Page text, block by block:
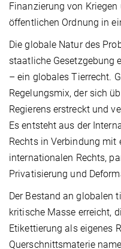
Finanzierung von
öffentlichen Ordnung in
Die globale Natur des
staatliche Gesetzgebung
– ein globales Tierrecht.
Regelungsmix, der sich
Regierens erstreckt und
Es entsteht aus der
Rechts in Verbindung
internationalen Rechts,
Privatisierung und
Der Bestand an globalen
kritische Masse erreicht,
Etikettierung als eigenes
Querschnittsmaterie